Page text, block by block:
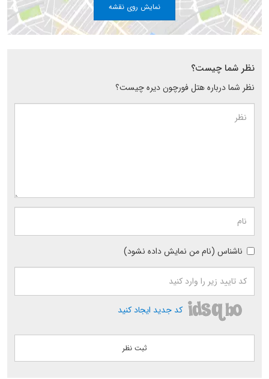
نمایش روی نقشه
نظر شما چیست؟
نظر شما درباره هتل فورچون دیره چیست؟
ناشناس (نام من نمایش داده نشود)
کد جدید ایجاد کنید